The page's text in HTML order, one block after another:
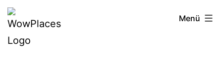
Zum
Inhalt
springen
Reiseblog
WowPlaces.de
Menü